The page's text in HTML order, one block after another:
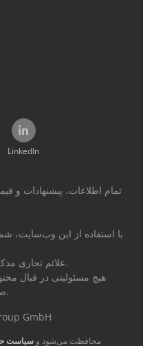
LinkedIn
تمام اطلاعات، پیشنهادات و
با استفاده از این وب‌سایت،
علائم تجاری مذکور متعلق به مالکان مربوطه می‌باشند.
صفحات اینترنتی خارجی لینک‌شده ندارد.
GmbH
این وب‌سایت توسط reCAPTCHA محافظت می‌شود و سیاست